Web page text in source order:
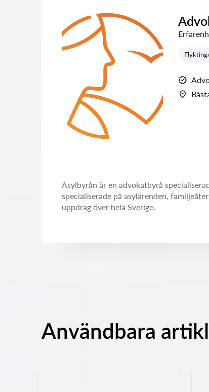
Asylbyrån är en advokatbyrå
specialiserade på asylärenden,
uppdrag över hela Sverige.
Användbara